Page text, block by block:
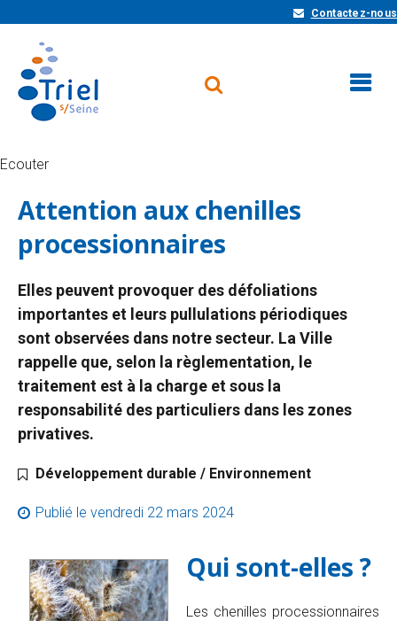
Contactez-nous
Ecouter
Attention aux chenilles
processionnaires
Elles peuvent provoquer des défoliations
importantes et leurs pullulations périodiques
sont observées dans notre secteur. La Ville
rappelle que, selon la règlementation, le
traitement est à la charge et sous la
responsabilité des particuliers dans les zones
privatives.
Catégorie :
Développement durable / Environnement
Publié le vendredi 22 mars 2024
Qui sont-elles ?
Les chenilles processionnaires